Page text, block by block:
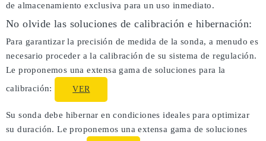
de almacenamiento exclusiva para un uso inmediato.
No olvide las soluciones de calibración e hibernación:
Para garantizar la precisión de medida de la sonda, a menudo es
necesario proceder a la calibración de su sistema de regulación.
Le proponemos una extensa gama de soluciones para la
calibración:
VER
Su sonda debe hibernar en condiciones ideales para optimizar
su duración. Le proponemos una extensa gama de soluciones